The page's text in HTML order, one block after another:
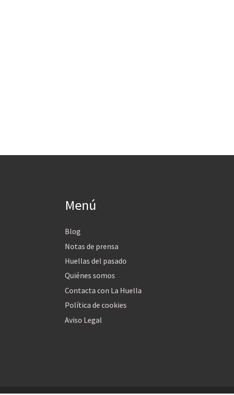
Menú
Blog
Notas de prensa
Huellas del pasado
Quiénes somos
Contacta con La Huella
Política de cookies
Aviso Legal